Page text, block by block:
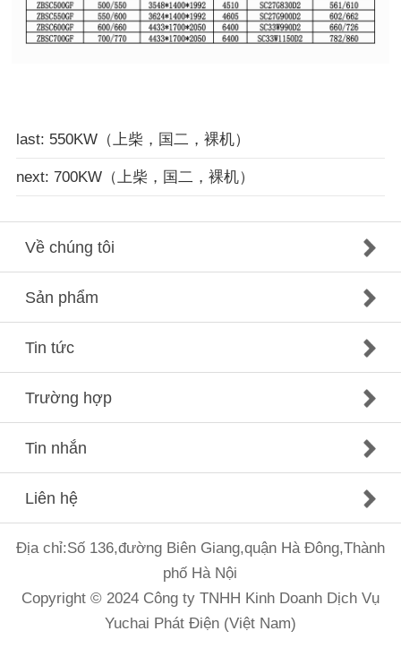
last: 550KW（上柴，国二，裸机）
next: 700KW（上柴，国二，裸机）
Về chúng tôi
Sản phẩm
Tin tức
Trường hợp
Tin nhắn
Liên hệ
Địa chỉ:Số 136,đường Biên Giang,quận Hà Đông,Thành
phố Hà Nội
Copyright © 2024 Công ty TNHH Kinh Doanh Dịch Vụ
Yuchai Phát Điện (Việt Nam)